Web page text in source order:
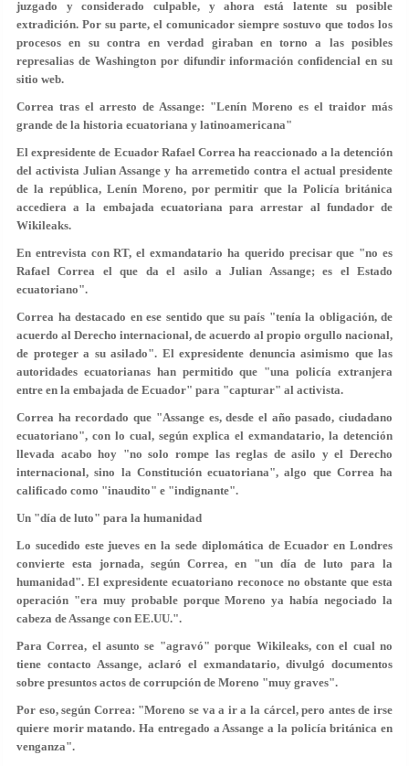
juzgado y considerado culpable, y ahora está latente su posible
extradición. Por su parte, el comunicador siempre sostuvo que todos los
procesos en su contra en verdad giraban en torno a las posibles
represalias de Washington por difundir información confidencial en su
sitio web.
Correa tras el arresto de Assange: "Lenín Moreno es el traidor más
grande de la historia ecuatoriana y latinoamericana"
El expresidente de Ecuador Rafael Correa ha reaccionado a la detención
del activista Julian Assange y ha arremetido contra el actual presidente
de la república, Lenín Moreno, por permitir que la Policía británica
accediera a la embajada ecuatoriana para arrestar al fundador de
Wikileaks.
En entrevista con RT, el exmandatario ha querido precisar que "no es
Rafael Correa el que da el asilo a Julian Assange; es el Estado
ecuatoriano".
Correa ha destacado en ese sentido que su país "tenía la obligación, de
acuerdo al Derecho internacional, de acuerdo al propio orgullo nacional,
de proteger a su asilado". El expresidente denuncia asimismo que las
autoridades ecuatorianas han permitido que "una policía extranjera
entre en la embajada de Ecuador" para "capturar" al activista.
Correa ha recordado que "Assange es, desde el año pasado, ciudadano
ecuatoriano", con lo cual, según explica el exmandatario, la detención
llevada acabo hoy "no solo rompe las reglas de asilo y el Derecho
internacional, sino la Constitución ecuatoriana", algo que Correa ha
calificado como "inaudito" e "indignante".
Un "día de luto" para la humanidad
Lo sucedido este jueves en la sede diplomática de Ecuador en Londres
convierte esta jornada, según Correa, en "un día de luto para la
humanidad". El expresidente ecuatoriano reconoce no obstante que esta
operación "era muy probable porque Morenoya había negociado la
cabeza de Assange con EE.UU.".
Para Correa, el asunto se "agravó" porque Wikileaks, con el cual no
tiene contacto Assange, aclaró el exmandatario, divulgó documentos
sobre presuntos actos de corrupción de Moreno "muy graves".
Por eso, según Correa: "Moreno se va a ir a la cárcel, pero antes de irse
quiere morir matando. Ha entregado a Assange a la policía británica en
venganza".